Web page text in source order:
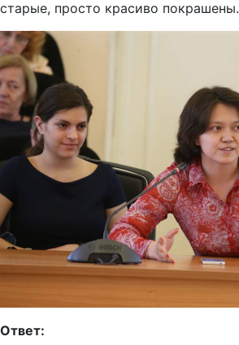
старые, просто красиво покрашены.
Ответ: